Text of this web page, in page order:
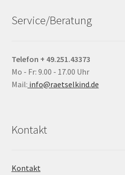
Service/Beratung
Telefon + 49.251.43373
Mo - Fr: 9.00 - 17.00 Uhr
Mail: info@raetselkind.de
Kontakt
Kontakt